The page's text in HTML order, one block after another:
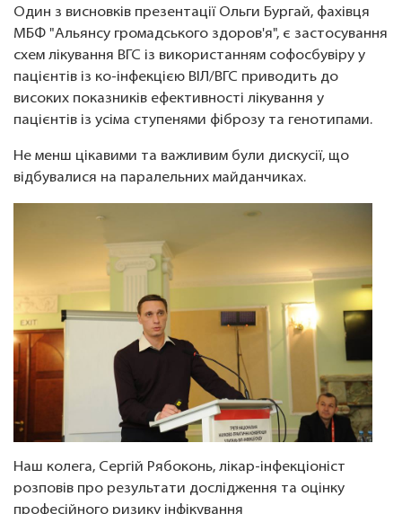
Один з висновків презентації Ольги Бургай, фахівця
МБФ "Альянсу громадського здоров'я", є застосування
схем лікування ВГС із використанням софосбувіру у
пацієнтів із ко-інфекцією ВІЛ/ВГС приводить до
високих показників ефективності лікування у
пацієнтів із усіма ступенями фіброзу та генотипами.
Не менш цікавими та важливим були дискусії, що
відбувалися на паралельних майданчиках.
Наш колега, Сергій Рябоконь, лікар-інфекціоніст
розповів про результати дослідження та оцінку
професійного ризику інфікування